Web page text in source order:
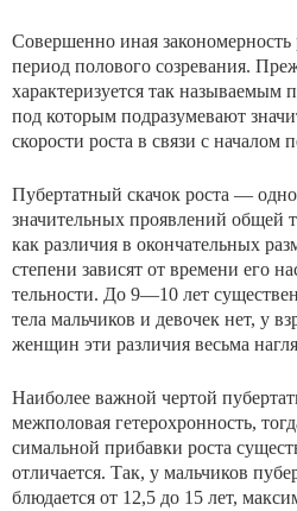
Совершенно иная закономерность
период полового созревания.
характеризуется так называемым
под которым подразумевают
скорости роста в связи с началом
Пубертатный скачок роста —
значительных проявлений общей
как различия в окончательных
степени зависят от времени его
тельности. До 9—10 лет
тела мальчиков и девочек нет, у
женщин эти различия весьма
Наиболее важной чертой
межполовая гетерохронность,
симальной прибавки роста
отличается. Так, у мальчиков
блюдается от 12,5 до 15 лет,